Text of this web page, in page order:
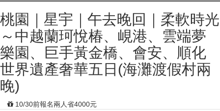
桃園｜星宇｜午去晚回｜柔軟時光
～中越蘭珂悅椿、峴港、雲端夢
樂園、巨手黃金橋、會安、順化
世界遺產奢華五日(海灘渡假村兩
晚)
10/30前報名兩人省4000元